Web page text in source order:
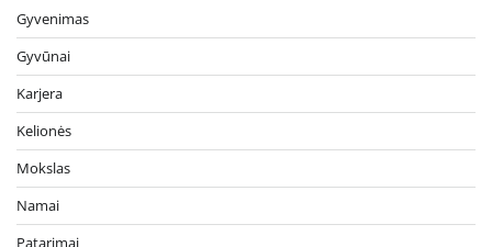
Gyvenimas
Gyvūnai
Karjera
Kelionės
Mokslas
Namai
Patarimai